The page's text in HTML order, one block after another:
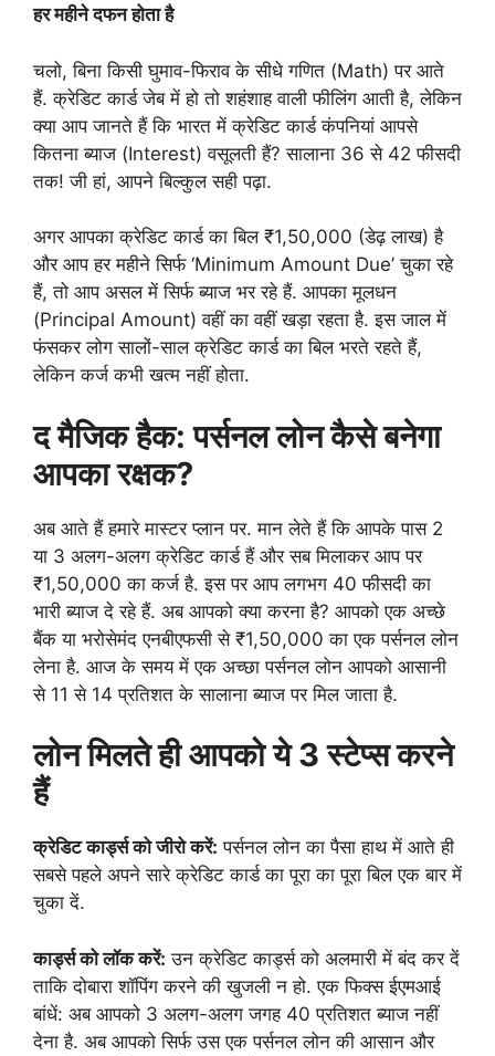
हर महीने दफन होता है
चलो, बिना किसी घुमाव-फिराव के सीधे गणित (Math) पर आते
हैं. क्रेडिट कार्ड जेब में हो तो शहंशाह वाली फीलिंग आती है, लेकिन
क्या आप जानते हैं कि भारत में क्रेडिट कार्ड कंपनियां आपसे
कितना ब्याज (Interest) वसूलती हैं? सालाना 36 से 42 फीसदी
तक! जी हां, आपने बिल्कुल सही पढ़ा.
अगर आपका क्रेडिट कार्ड का बिल ₹1,50,000 (डेढ़ लाख) है
और आप हर महीने सिर्फ ‘Minimum Amount Due’ चुका रहे
हैं, तो आप असल में सिर्फ ब्याज भर रहे हैं. आपका मूलधन
(Principal Amount) वहीं का वहीं खड़ा रहता है. इस जाल में
फंसकर लोग सालों-साल क्रेडिट कार्ड का बिल भरते रहते हैं,
लेकिन कर्ज कभी खत्म नहीं होता.
द मैजिक हैक: पर्सनल लोन कैसे बनेगा
आपका रक्षक?
अब आते हैं हमारे मास्टर प्लान पर. मान लेते हैं कि आपके पास 2
या 3 अलग-अलग क्रेडिट कार्ड हैं और सब मिलाकर आप पर
₹1,50,000 का कर्ज है. इस पर आप लगभग 40 फीसदी का
भारी ब्याज दे रहे हैं. अब आपको क्या करना है? आपको एक अच्छे
बैंक या भरोसेमंद एनबीएफसी से ₹1,50,000 का एक पर्सनल लोन
लेना है. आज के समय में एक अच्छा पर्सनल लोन आपको आसानी
से 11 से 14 प्रतिशत के सालाना ब्याज पर मिल जाता है.
लोन मिलते ही आपको ये 3 स्टेप्स करने
हैं
क्रेडिट कार्ड्स को जीरो करें: पर्सनल लोन का पैसा हाथ में आते ही
सबसे पहले अपने सारे क्रेडिट कार्ड का पूरा का पूरा बिल एक बार में
चुका दें.
कार्ड्स को लॉक करें: उन क्रेडिट कार्ड्स को अलमारी में बंद कर दें
ताकि दोबारा शॉपिंग करने की खुजली न हो. एक फिक्स ईएमआई
बांधें: अब आपको 3 अलग-अलग जगह 40 प्रतिशत ब्याज नहीं
देना है. अब आपको सिर्फ उस एक पर्सनल लोन की आसान और